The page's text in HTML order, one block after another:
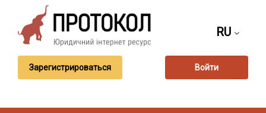
RU
Зарегистрироваться Войти